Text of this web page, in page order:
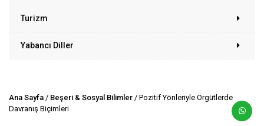
Turizm
Yabancı Diller
Ana Sayfa / Beşeri & Sosyal Bilimler / Pozitif Yönleriyle Örgütlerde
Davranış Biçimleri